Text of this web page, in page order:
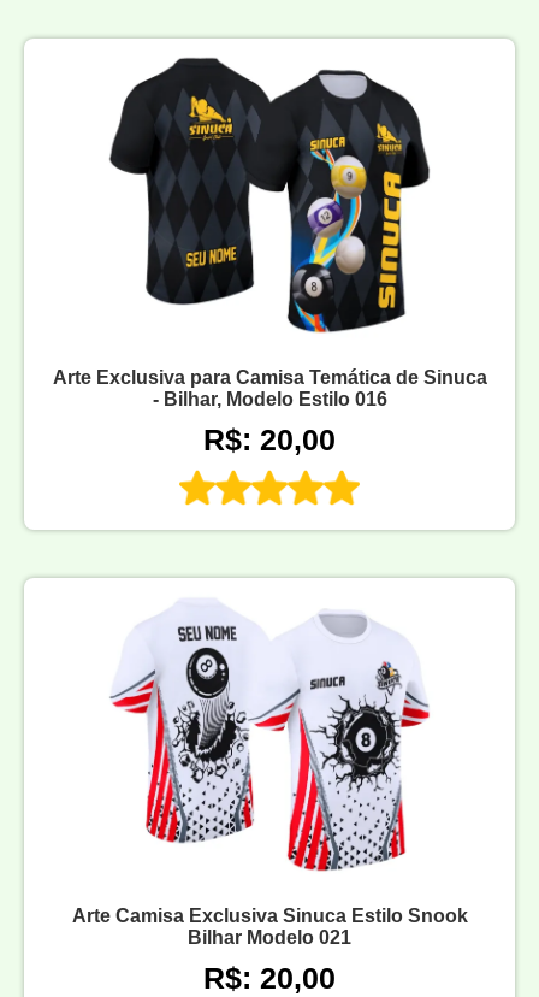
Arte Exclusiva para Camisa Temática de Sinuca
- Bilhar, Modelo Estilo 016
R$: 20,00
Arte Camisa Exclusiva Sinuca Estilo Snook
Bilhar Modelo 021
R$: 20,00